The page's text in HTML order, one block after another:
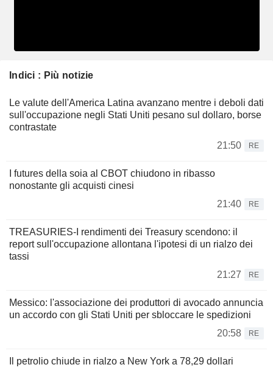
Indici : Più notizie
Le valute dell'America Latina avanzano mentre i deboli dati
sull'occupazione negli Stati Uniti pesano sul dollaro, borse
contrastate
21:50
RE
I futures della soia al CBOT chiudono in ribasso
nonostante gli acquisti cinesi
21:40
RE
TREASURIES-I rendimenti dei Treasury scendono: il
report sull'occupazione allontana l'ipotesi di un rialzo dei
tassi
21:27
RE
Messico: l'associazione dei produttori di avocado annuncia
un accordo con gli Stati Uniti per sbloccare le spedizioni
20:58
RE
Il petrolio chiude in rialzo a New York a 78,29 dollari